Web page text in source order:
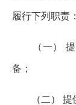
履行下列职责：
（一） 提
备；
（二） 提供